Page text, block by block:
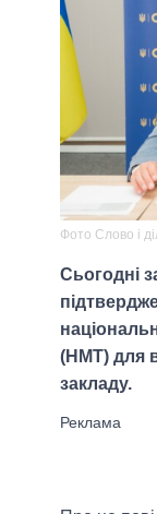
Фото Слово і
Сьогодні
(НМТ) для
закладу.